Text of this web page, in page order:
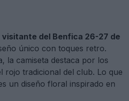
del Benfica 26-27 de
único con toques retro.
la camiseta destaca por los
rojo tradicional del club. Lo que
un diseño floral inspirado en